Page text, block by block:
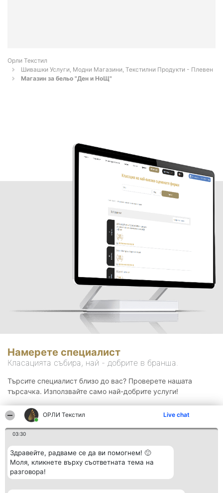
ОРЛИ Текстил Live chat
03:30
Здравейте, радваме се да ви помогнем! 🙂
Моля, кликнете върху съответната тема на
разговора!
Орли Текстил
Шивашки Услуги, Модни Магазини, Текстилни Продукти - Плевен
Магазин за бельо "Ден и НоЩ"
Намерете специалист
Класацията събира, най - добрите в бранша.
Търсите специалист близо до вас? Проверете нашата
търсачка. Използвайте само най-добрите услуги!